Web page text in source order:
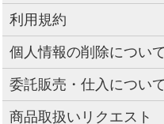
利用規約
個人情報の削除について
委託販売・仕入について
商品取扱いリクエスト